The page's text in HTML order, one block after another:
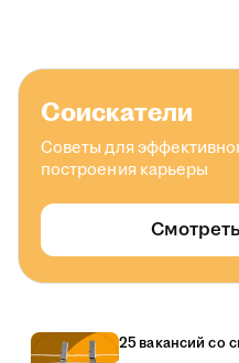
Соискатели
Советы для
построения карьеры
25 вакансий со